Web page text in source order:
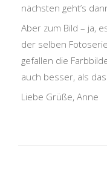
nächsten geht’s
Aber zum Bild – ja,
der selben
gefallen die
auch besser, als das
Liebe Grüße, Anne